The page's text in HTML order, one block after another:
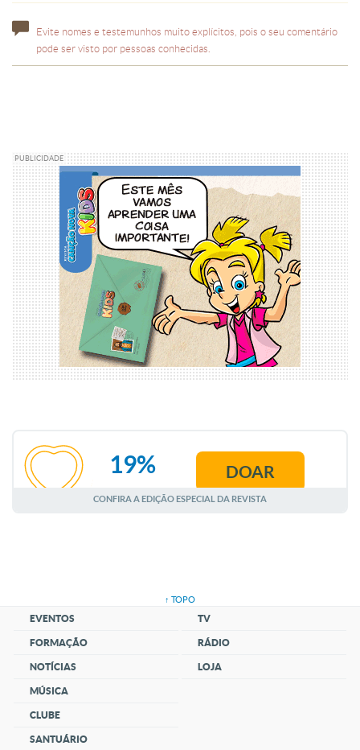
Evite nomes e testemunhos muito explícitos, pois o seu comentário
pode ser visto por pessoas conhecidas.
PUBLICIDADE
AGOSTO
19% DOAR
CONFIRA A EDIÇÃO ESPECIAL DA REVISTA
↑ TOPO
EVENTOS
FORMAÇÃO
NOTÍCIAS
MÚSICA
CLUBE
SANTUÁRIO
TV
RÁDIO
LOJA